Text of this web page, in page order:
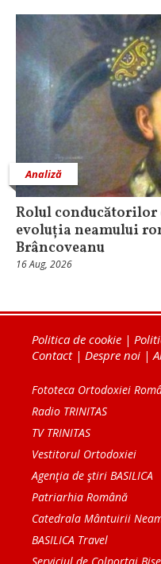
Analiză
Rolul
evoluția neamului
Brâncoveanu
16 Aug, 2026
Politica de cookie |
Contact| Despre noi |
Fototeca Ortodoxiei
Radio TRINITAS
TV TRINITAS
Vestitorul Ortodoxiei
Agenţia de ştiri BASILICA
Patriarhia Română
Catedrala Mântuirii
BASILICA Travel
Serviciul de Colportaj